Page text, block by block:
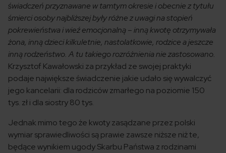
świadczeń przyznawane w tamtym okresie i obecnie z tytułu
śmierci osoby najbliższej były różne z uwagi na stopień
pokrewieństwa i wieź emocjonalną – inną kwotę otrzymywała
żona, inną dzieci kilkuletnie, nastolatkowie, rodzice a jeszcze
inną rodzeństwo. A tu takiego rozróżnienia nie zastosowano.
Krzysztof Kawałowski za przykład ze swojej praktyki
podaje największe świadczenie jakie udało się wywalczyć
jego kancelarii: dla rodziców zmarłego na poziomie 150
tys. zł i dla siostry 80 tys.
Jednak mimo tego że kwoty zasądzane przez polski
wymiar sprawiedliwości są prawie zawsze niższe niż te,
będące wynikiem ugody Skarbu Państwa z rodzinami